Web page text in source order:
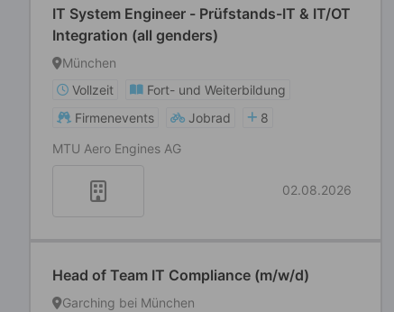
IT System Engineer - Prüfstands-IT & IT/OT
Integration (all genders)
München
Vollzeit
Fort- und Weiterbildung
Firmenevents
Jobrad
8
MTU Aero Engines AG
02.08.2026
Head of Team IT Compliance (m/w/d)
Garching bei München